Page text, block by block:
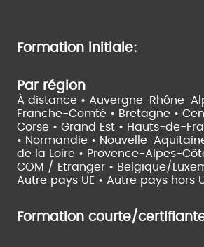
Formation initiale:
Par région
À distance • Auvergne-Rhône-
Franche-Comté • Bretagne •
Corse • Grand Est • Hauts-de-
• Normandie • Nouvelle-
de la Loire • Provence-Alpes-
COM / Etranger • Belgique/
Autre pays UE • Autre pays hors
Formation courte/